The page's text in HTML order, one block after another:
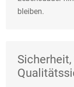
bleiben.